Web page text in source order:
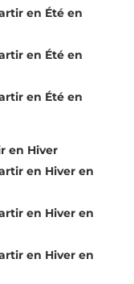
en Été en
en Été en
en Été en
en Hiver
en Hiver en
en Hiver en
en Hiver en